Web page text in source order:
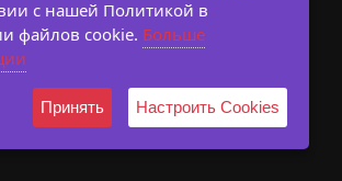
студенческого баскетбола
Афанасьевский пер., д. 3, с. 3
с нашей Политикой в
файлов cookie. Больше
Принять Настроить Cookies